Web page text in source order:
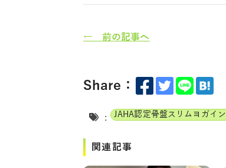
← 前の記事へ
Share：
:
関連記事